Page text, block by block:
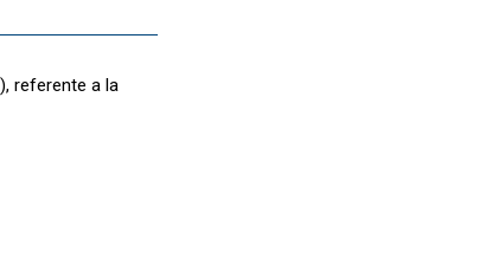
referente a la